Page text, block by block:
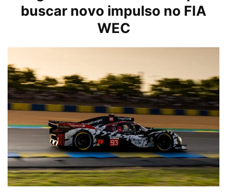
buscar novo impulso no FIA
WEC